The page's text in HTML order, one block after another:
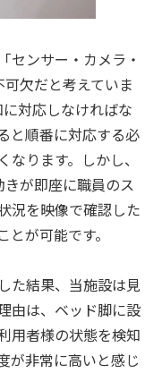
センサー・カメラ・
欠だと考えていま
対応しなければな
と順番に対応する必
ります。しかし、
が即座に職員のス
況を映像で確認した
が可能です。
た結果、当施設は見
由は、ベッド脚に設
用者様の状態を検知
が非常に高いと感じ